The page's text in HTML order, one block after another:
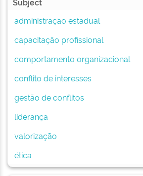
administração estadual
capacitação profissional
comportamento organizacional
conflito de interesses
gestão de conflitos
liderança
valorização
ética